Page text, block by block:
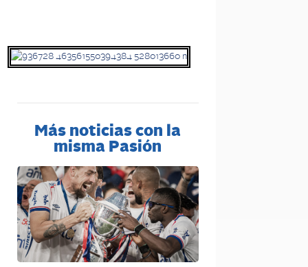
Más noticias con la
misma Pasión